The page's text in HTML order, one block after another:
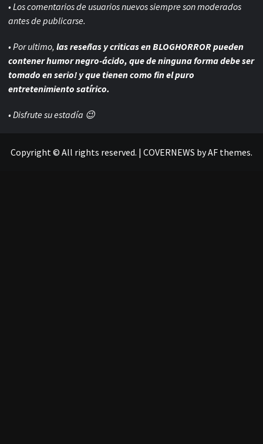
• Los comentarios de usuarios nuevos siempre son moderados
antes de publicarse.
• Por ultimo, las reseñas y criticas en BLOGHORROR pueden
contener humor negro-ácido, que de ninguna forma debe ser
tomado en serio! y que tienen como fin el puro
entretenimiento satírico.
• Disfrute su estadía 😉
Copyright © All rights reserved. | COVERNEWS by AF themes.